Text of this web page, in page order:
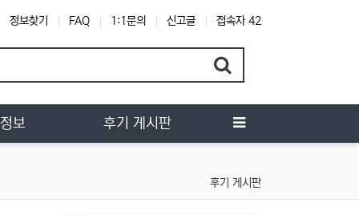
정보찾기 FAQ 1:1문의 신고글 접속자 42
보 후기 게시판
후기 게시판